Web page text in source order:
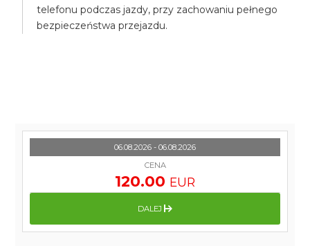
telefonu podczas jazdy, przy zachowaniu pełnego
bezpieczeństwa przejazdu.
06.08.2026 - 06.08.2026
CENA
120.00 EUR
DALEJ